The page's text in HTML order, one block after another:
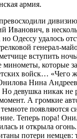
армия.
Иванович, в
Одессу удалось
генерал-
вступить
которые
войск… «Чего
Нина
девушка никак не
А громкие
появляются
Теперь пора!
и открыла огонь.
потери немцев: